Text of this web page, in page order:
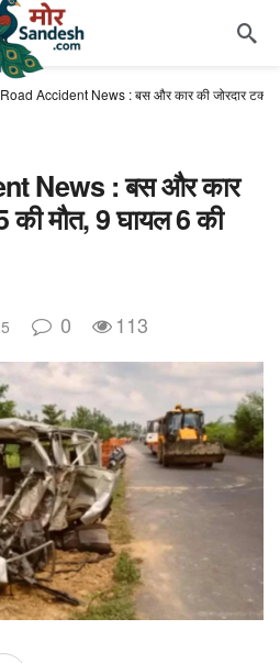
Accident News : बस और कार की जोरदार टक्कर
News : बस और कार
की मौत, 9 घायल 6 की
0 113